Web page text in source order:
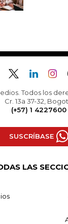
Todos los
Cr. 13a 37-32,
(+57) 1 4227600
SUSCRÍBASE
LAS